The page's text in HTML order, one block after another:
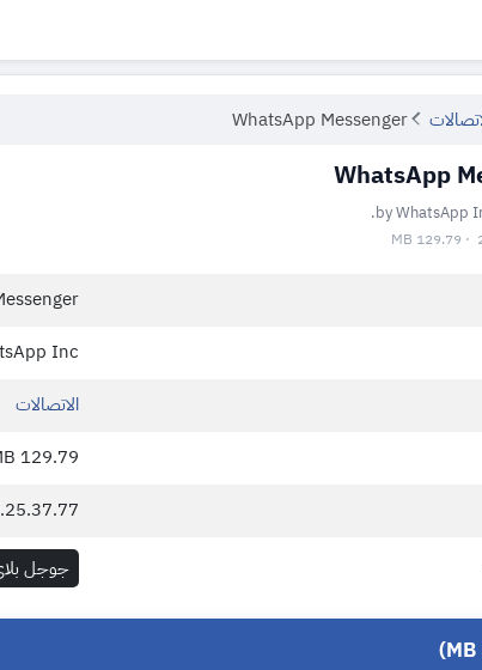
WhatsApp Messenger
WhatsApp
by WhatsApp
Inc.
الاتصالات
129.79 MB
جوجل